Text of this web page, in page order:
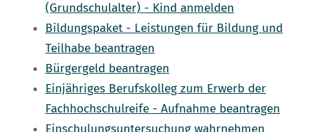
(Grundschulalter) - Kind anmelden
Bildungspaket - Leistungen für Bildung und
Teilhabe beantragen
Bürgergeld beantragen
Einjähriges Berufskolleg zum Erwerb der
Fachhochschulreife - Aufnahme beantragen
Einschulungsuntersuchung wahrnehmen